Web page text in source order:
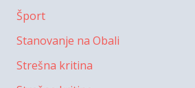
Šport
Stanovanje na Obali
Strešna kritina